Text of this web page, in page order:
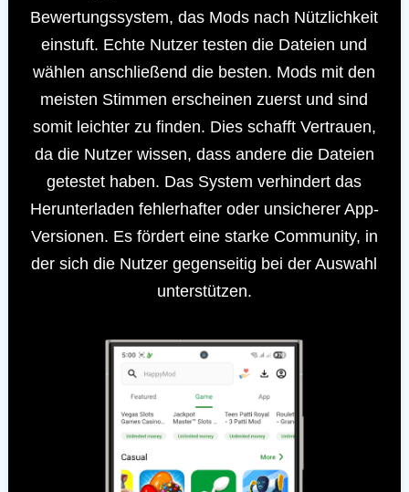
Bewertungssystem, das Mods nach Nützlichkeit
einstuft. Echte Nutzer testen die Dateien und
wählen anschließend die besten. Mods mit den
meisten Stimmen erscheinen zuerst und sind
somit leichter zu finden. Dies schafft Vertrauen,
da die Nutzer wissen, dass andere die Dateien
getestet haben. Das System verhindert das
Herunterladen fehlerhafter oder unsicherer App-
Versionen. Es fördert eine starke Community, in
der sich die Nutzer gegenseitig bei der Auswahl
unterstützen.